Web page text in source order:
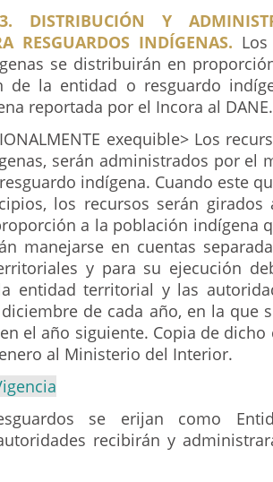
DISTRIBUCIÓN Y
RESGUARDOS INDÍGENAS.
se distribuirán en
de la entidad o resguardo
reportada por el Incora al DANE.
exequible> Los
serán administrados por el
indígena. Cuando este
los recursos serán
a la población indígena
manejarse en cuentas
y para su ejecución
entidad territorial y las
de cada año, en la que
el año siguiente. Copia de
al Ministerio del Interior.
se erijan como
recibirán y